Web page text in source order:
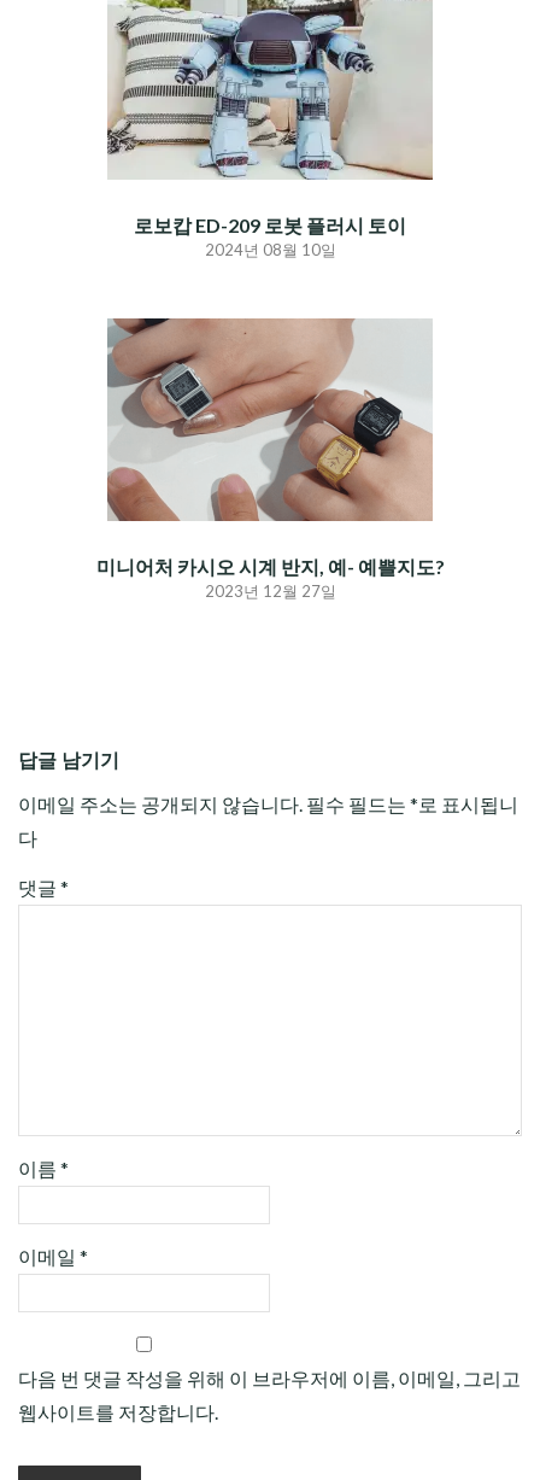
로보캅 ED-209 로봇 플러시 토이
2024년 08월 10일
미니어처 카시오 시계 반지, 예- 예쁠지도?
2023년 12월 27일
답글 남기기
이메일 주소는 공개되지 않습니다. 필수 필드는 * 로 표시됩니
다
댓글 *
이름 *
이메일 *
다음 번 댓글 작성을 위해 이 브라우저에 이름, 이메일, 그리고
웹사이트를 저장합니다.